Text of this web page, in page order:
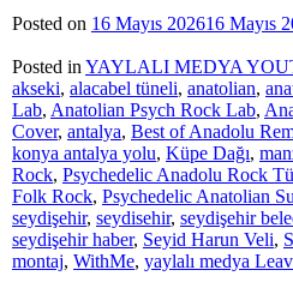
#music
Posted on 16 Mayıs 202616 Mayıs
Posted in YAYLALI MEDYA
akseki, alacabel tüneli, anatolian,
Lab, Anatolian Psych Rock Lab,
Cover, antalya, Best of Anadolu
konya antalya yolu, Küpe Dağı,
Rock, Psychedelic Anadolu Rock
Folk Rock, Psychedelic Anatolian
seydişehir, seydisehir, seydişehir
seydişehir haber, Seyid Harun Veli,
montaj, WithMe, yaylalı medya